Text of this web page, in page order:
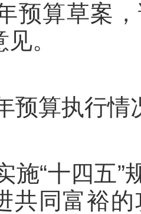
预算草案
。
预算执行情
施“十四五
共同富裕